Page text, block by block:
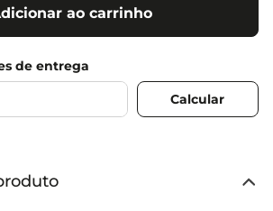
ao carrinho